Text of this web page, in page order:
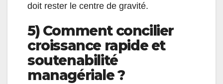
doit rester le centre de gravité.
5) Comment concilier
croissance rapide et
soutenabilité
managériale ?